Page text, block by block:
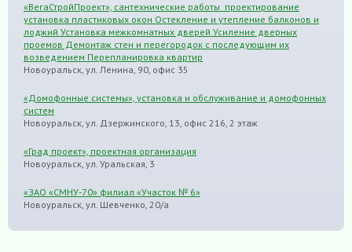
«ВегаСтройПроект», сантехнические работы проектирование
установка пластиковых окон Остекление и утепление балконов и
лоджий Установка межкомнатных дверей Усиление дверных
проемов Демонтаж стен и перегородок с последующим их
возведением Перепланировка квартир
Новоуральск, ул. Ленина, 90, офис 35
«Домофонные системы», установка и обслуживание и домофонных
систем
Новоуральск, ул. Дзержинского, 13, офис 216, 2 этаж
«Град проект», проектная организация
Новоуральск, ул. Уральская, 3
«ЗАО «СМНУ-70» филиал «Участок № 6»
Новоуральск, ул. Шевченко, 20/а